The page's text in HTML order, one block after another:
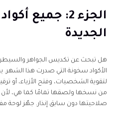
الجديدة
هل تبحث عن تكديس الجواهر
الأكواد سخونة التي صدرت هذا
لتقوية الشخصيات، وفتح الأزياء، أو
من نسخها ولصقها تمامًا كما هي، لأن
صلاحيتها دون سابق إنذار. جهّز لوحة